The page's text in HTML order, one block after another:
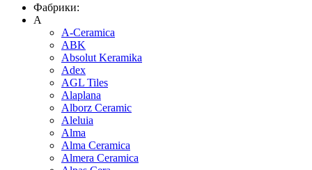
Фабрики:
A
A-Ceramica
ABK
Absolut Keramika
Adex
AGL Tiles
Alaplana
Alborz Ceramic
Aleluia
Alma
Alma Ceramica
Almera Ceramica